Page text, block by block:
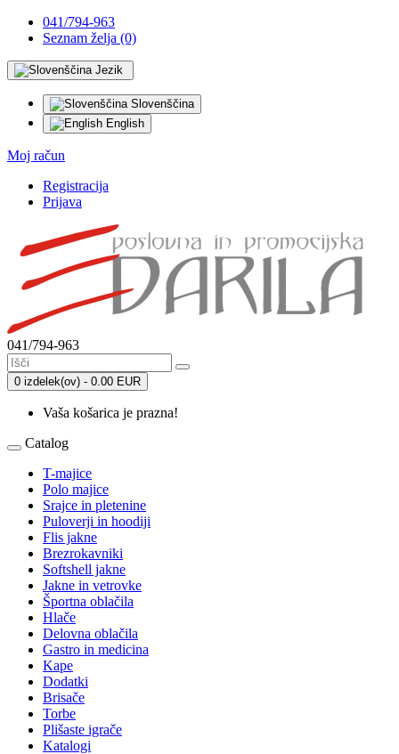
041/794-963
Seznam želja (0)
Jezik
Slovenščina
English
Moj račun
Registracija
Prijava
041/794-963
0 izdelek(ov) - 0.00 EUR
Vaša košarica je prazna!
Catalog
T-majice
Polo majice
Srajce in pletenine
Puloverji in hoodiji
Flis jakne
Brezrokavniki
Softshell jakne
Jakne in vetrovke
Športna oblačila
Hlače
Delovna oblačila
Gastro in medicina
Kape
Dodatki
Brisače
Torbe
Plišaste igrače
Katalogi